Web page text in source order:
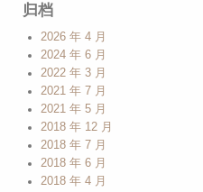
归档
2026 年 4 月
2024 年 6 月
2022 年 3 月
2021 年 7 月
2021 年 5 月
2018 年 12 月
2018 年 7 月
2018 年 6 月
2018 年 4 月